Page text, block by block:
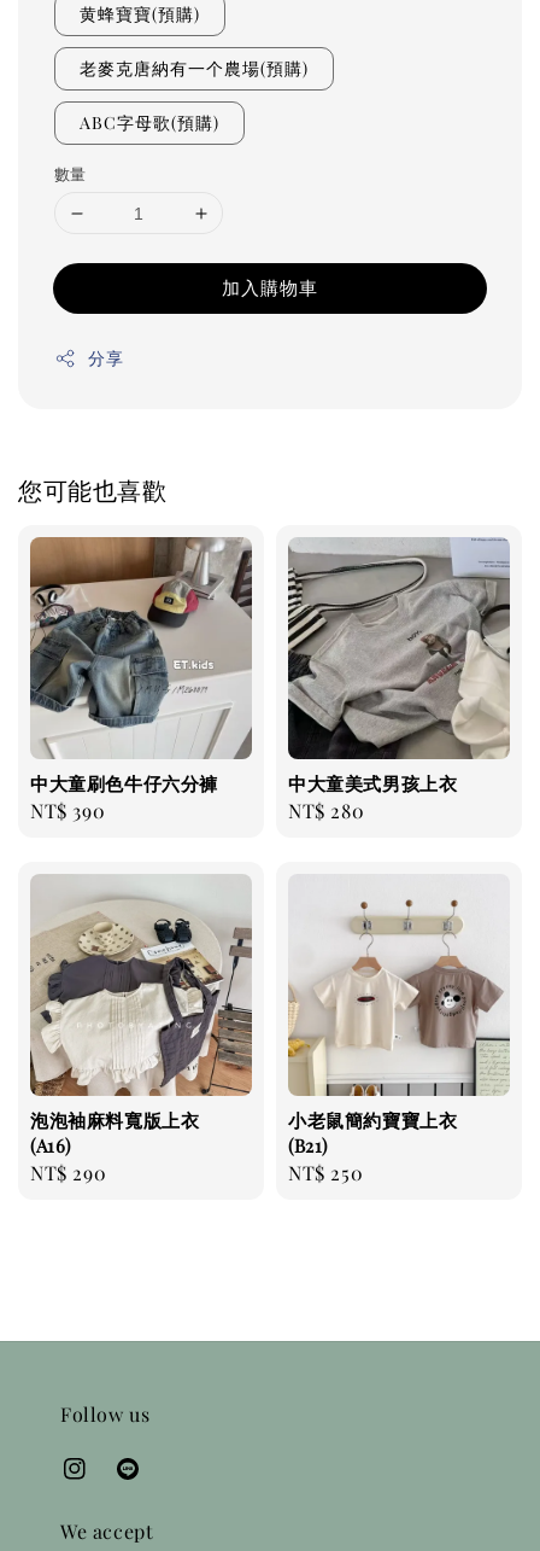
黄蜂寶寶(預購)
老麥克唐納有一个農場(預購)
ABC字母歌(預購)
數量
加入購物車
分享
您可能也喜歡
中大童刷色牛仔六分褲
Regular
NT$ 390
中大童美式男孩上衣
Regular
NT$ 280
泡泡袖麻料寬版上衣
(A16)
Regular
NT$ 290
小老鼠簡約寶寶上衣
(B21)
Regular
NT$ 250
Follow us
We accept